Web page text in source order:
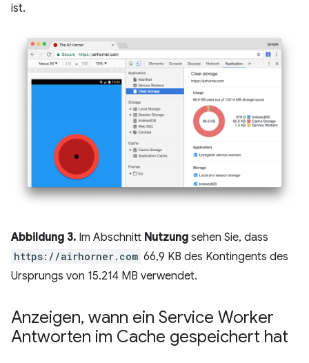
ist.
Abbildung 3. Im Abschnitt Nutzung sehen Sie, dass
https://airhorner.com 66,9 KB des Kontingents des
Ursprungs von 15.214 MB verwendet.
Anzeigen, wann ein Service Worker
Antworten im Cache gespeichert hat